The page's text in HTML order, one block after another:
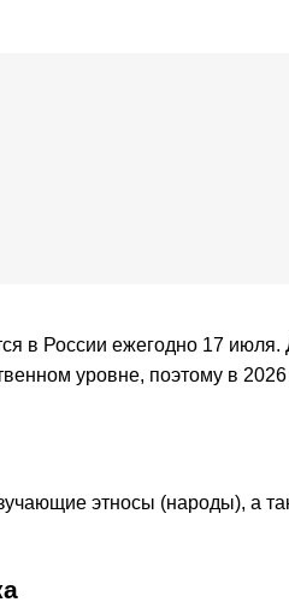
в России ежегодно 17
уровне, поэтому в
этносы (народы), а